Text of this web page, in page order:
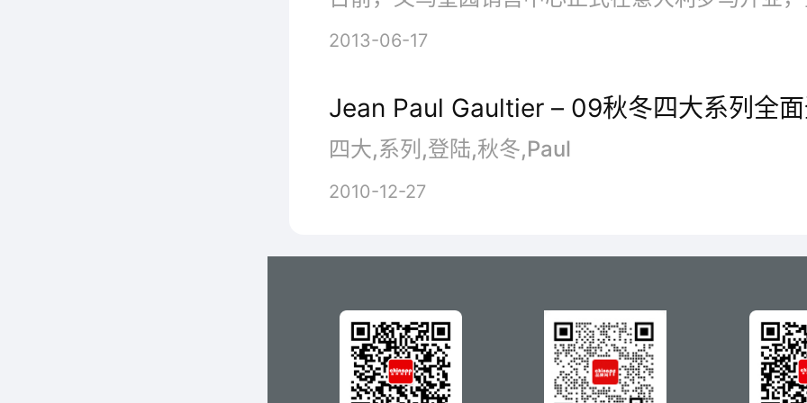
2013-06-17
Jean Paul Gaultier – 09秋冬四大系列全
四大,系列,登陆,秋冬,Paul
2010-12-27